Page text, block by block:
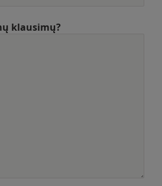
klausimų?